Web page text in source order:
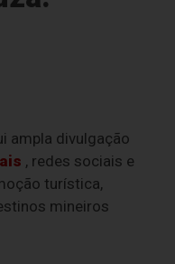
ampla divulgação
, redes sociais e
turística,
mineiros